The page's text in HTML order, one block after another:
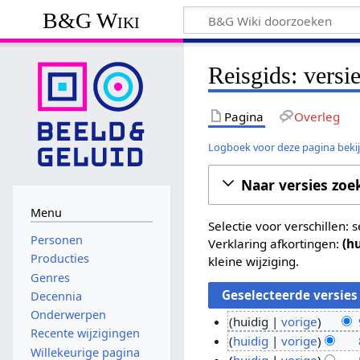
B&G Wiki
Reisgids:
Pagina Overleg
Logboek voor deze pagina
Naar versies
Selectie voor verschillen:
Verklaring afkortingen:
kleine wijziging.
9
huidig vorige
G
e
huidig vorige
Menu
Personen
Producties
Genres
Decennia
Onderwerpen
Recente wijzigingen
Willekeurige pagina